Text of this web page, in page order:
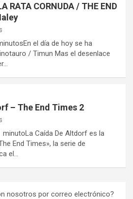
RATA CORNUDA / THE END
el día de hoy se ha
/ Timun Mas el desenlace
– The End Times 2
minutoLa Caída De Altdorf es la
End Times», la serie de
el…
nosotros por correo electrónico?